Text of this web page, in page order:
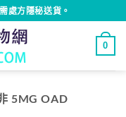
處方隱秘送貨。
0
5MG OAD